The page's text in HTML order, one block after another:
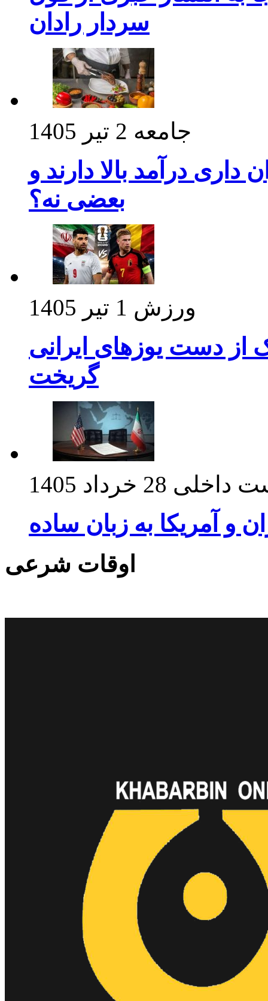
سردار رادان
جامعه 2 تیر 1405
درآمد بالا دارند و
بعضی نه؟
ورزش 1 تیر 1405
از دست یوزهای ایرانی
گریخت
داخلی 28 خرداد 1405
و آمریکا به زبان ساده
اوقات شرعی